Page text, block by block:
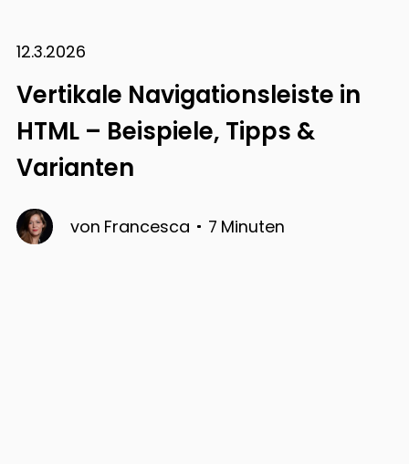
12.3.2026
Vertikale Navigationsleiste in
HTML – Beispiele, Tipps &
Varianten
von Francesca 7 Minuten